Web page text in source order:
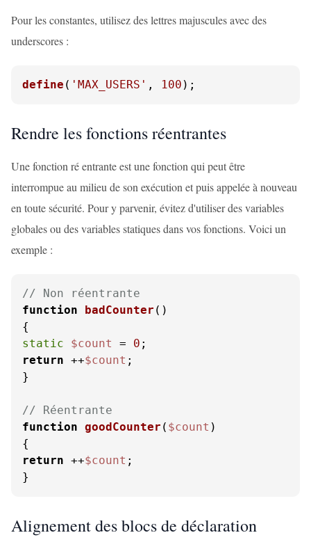
Pour les constantes, utilisez des lettres majuscules avec des
underscores :
define ( 'MAX_USERS' , 100 );
Rendre les fonctions réentrantes
Une fonction ré entrante est une fonction qui peut être
interrompue au milieu de son exécution et puis appelée à nouveau
en toute sécurité. Pour y parvenir, évitez d'utiliser des variables
globales ou des variables statiques dans vos fonctions. Voici un
exemple :
// Non réentrante
function
badCounter (
static
$count = 0
return ++$count ;
}
// Réentrante
function goodCounter ( $count
return ++$count ;
}
Alignement des blocs de déclaration